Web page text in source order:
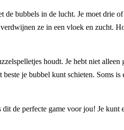
bubbels in de lucht. Je moet drie
ze in een vloek en zucht.
houdt. Je hebt niet
je bubbel kunt schieten. Soms is
dit de perfecte game voor jou! Je kunt